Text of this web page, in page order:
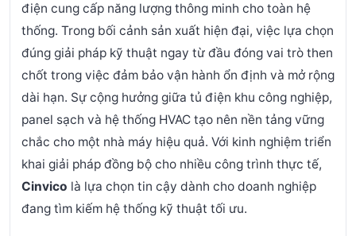
điện cung cấp năng lượng thông minh cho toàn hệ
thống. Trong bối cảnh sản xuất hiện đại, việc lựa chọn
đúng giải pháp kỹ thuật ngay từ đầu đóng vai trò then
chốt trong việc đảm bảo vận hành ổn định và mở rộng
dài hạn. Sự cộng hưởng giữa tủ điện khu công nghiệp,
panel sạch và hệ thống HVAC tạo nên nền tảng vững
chắc cho một nhà máy hiệu quả. Với kinh nghiệm triển
khai giải pháp đồng bộ cho nhiều công trình thực tế,
Cinvico là lựa chọn tin cậy dành cho doanh nghiệp
đang tìm kiếm hệ thống kỹ thuật tối ưu.